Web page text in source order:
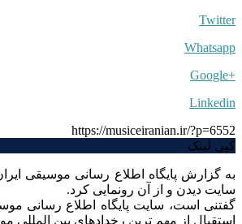
Twitter
Whatsapp
+Google
Linkedin
https://musiceiranian.ir/?p=6552
کپی لینک
به گزارش پایگاه اطلاع رسانی موسیقی
سایت دیدن و از آن رونمایی کرد.
استقبال از مهم ترین رخدادهای بین